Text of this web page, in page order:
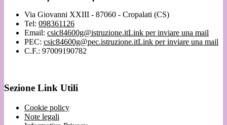
Via Giovanni XXIII - 87060 - Cropalati (CS)
Tel: 098361126
Email: csic84600g@istruzione.itLink per inviare una mail
PEC: csic84600g@pec.istruzione.itLink per inviare una mail
C.F.: 97009190782
Sezione Link Utili
Cookie policy
Note legali